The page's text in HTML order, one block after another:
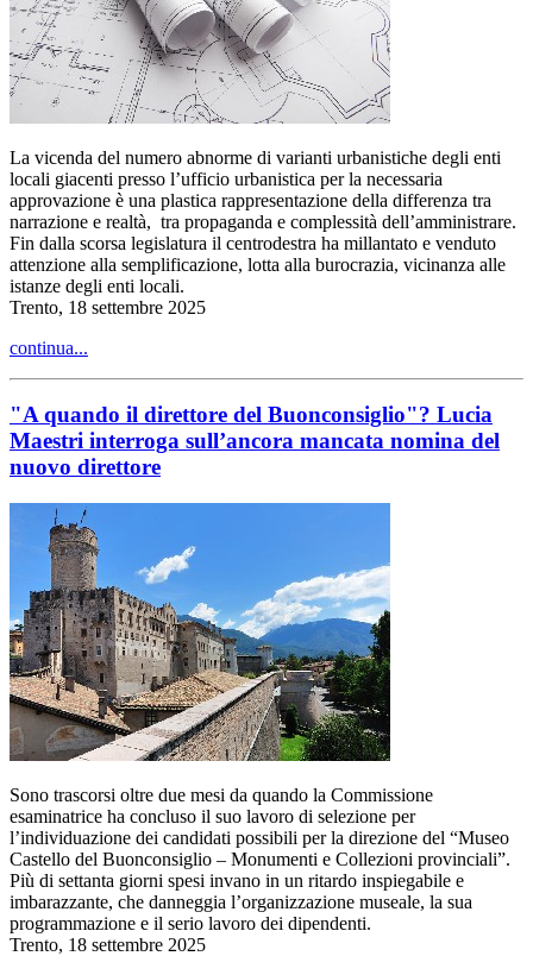
La vicenda del numero abnorme di varianti urbanistiche degli enti
locali giacenti presso l’ufficio urbanistica per la necessaria
approvazione è una plastica rappresentazione della differenza tra
narrazione e realtà, tra propaganda e complessità dell’amministrare.
Fin dalla scorsa legislatura il centrodestra ha millantato e venduto
attenzione alla semplificazione, lotta alla burocrazia, vicinanza alle
istanze degli enti locali.
Trento, 18 settembre 2025
continua...
"A quando il direttore del Buonconsiglio"? Lucia
Maestri interroga sull’ancora mancata nomina del
nuovo direttore
Sono trascorsi oltre due mesi da quando la Commissione
esaminatrice ha concluso il suo lavoro di selezione per
l’individuazione dei candidati possibili per la direzione del “Museo
Castello del Buonconsiglio – Monumenti e Collezioni provinciali”.
Più di settanta giorni spesi invano in un ritardo inspiegabile e
imbarazzante, che danneggia l’organizzazione museale, la sua
programmazione e il serio lavoro dei dipendenti.
Trento, 18 settembre 2025